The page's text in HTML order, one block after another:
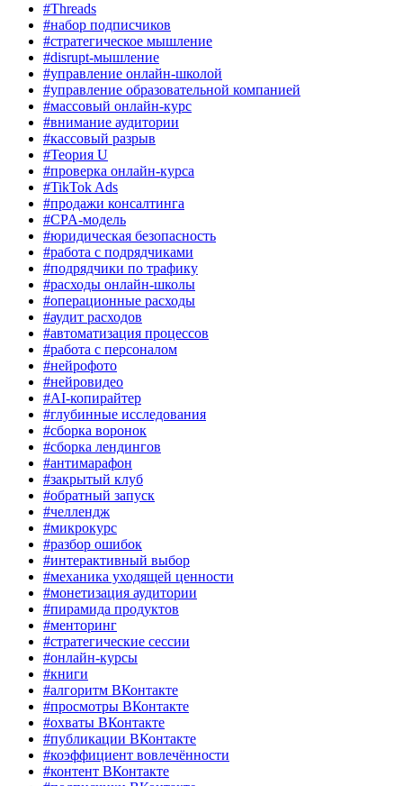
#Threads
#набор подписчиков
#стратегическое мышление
#disrupt-мышление
#управление онлайн-школой
#управление образовательной компанией
#массовый онлайн-курс
#внимание аудитории
#кассовый разрыв
#Теория U
#проверка онлайн-курса
#TikTok Ads
#продажи консалтинга
#CPA-модель
#юридическая безопасность
#работа с подрядчиками
#подрядчики по трафику
#расходы онлайн-школы
#операционные расходы
#аудит расходов
#автоматизация процессов
#работа с персоналом
#нейрофото
#нейровидео
#AI-копирайтер
#глубинные исследования
#сборка воронок
#сборка лендингов
#антимарафон
#закрытый клуб
#обратный запуск
#челлендж
#микрокурс
#разбор ошибок
#интерактивный выбор
#механика уходящей ценности
#монетизация аудитории
#пирамида продуктов
#менторинг
#стратегические сессии
#онлайн-курсы
#книги
#алгоритм ВКонтакте
#просмотры ВКонтакте
#охваты ВКонтакте
#публикации ВКонтакте
#коэффициент вовлечённости
#контент ВКонтакте